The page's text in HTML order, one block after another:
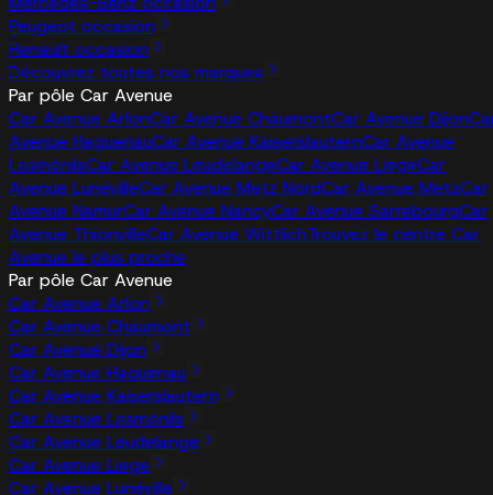
Peugeot occasion
Renault occasion
Découvrez toutes nos marques
Par pôle Car Avenue
Car Avenue ArlonCar Avenue ChaumontCar Avenue Dijon
Avenue HaguenauCar Avenue KaiserslauternCar Avenue
LesménilsCar Avenue LeudelangeCar Avenue LiegeCar
Avenue LunévilleCar Avenue Metz NordCar Avenue MetzCar
Avenue NamurCar Avenue NancyCar Avenue SarrebourgCar
Avenue ThionvilleCar Avenue WittlichTrouvez le centre Car
Avenue le plus proche
Par pôle Car Avenue
Car Avenue Arlon
Car Avenue Chaumont
Car Avenue Dijon
Car Avenue Haguenau
Car Avenue Kaiserslautern
Car Avenue Lesménils
Car Avenue Leudelange
Car Avenue Liege
Car Avenue Lunéville